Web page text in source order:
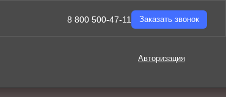
8 800 500-47-11 Заказать звонок
Авторизация